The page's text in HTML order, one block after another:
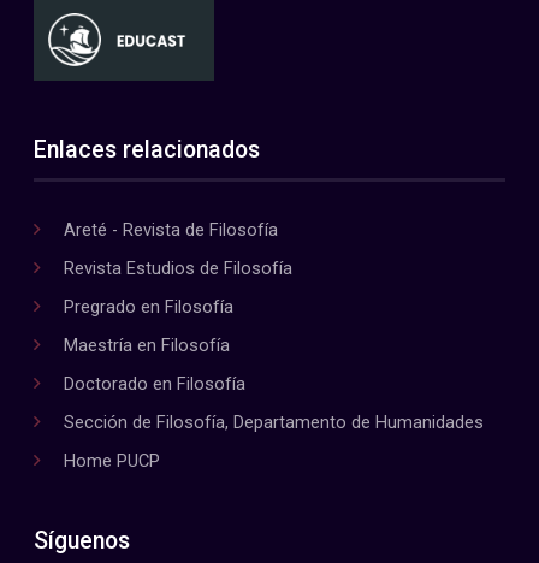
Enlaces relacionados
Areté - Revista de Filosofía
Revista Estudios de Filosofía
Pregrado en Filosofía
Maestría en Filosofía
Doctorado en Filosofía
Sección de Filosofía, Departamento de Humanidades
Home PUCP
Síguenos